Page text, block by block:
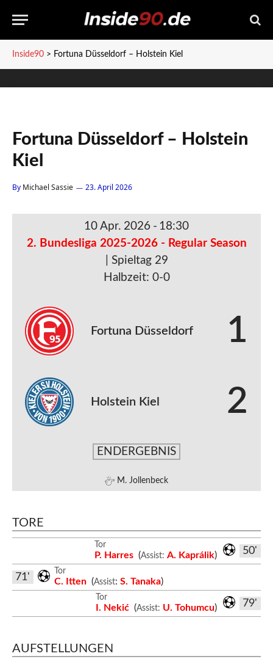
Inside90 > Fortuna Düsseldorf – Holstein Kiel
Fortuna Düsseldorf – Holstein
Kiel
By Michael Sassie 23. April 2026
10 Apr. 2026 - 18:30
2. Bundesliga 2025-2026 - Regular Season
| Spieltag 29
Halbzeit: 0-0
Fortuna Düsseldorf 1
Holstein Kiel 2
ENDERGEBNIS
M. Jollenbeck
TORE
50'
Tor
P. Harres (Assist: A. Kaprálik)
Tor
C. Itten (Assist: S. Tanaka)
71'
79'
Tor
I. Nekić (Assist: U. Tohumcu)
AUFSTELLUNGEN